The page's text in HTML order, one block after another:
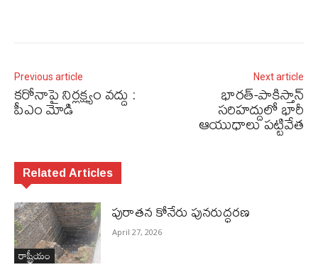
Previous article
కరోనాపై నిర్లక్ష్యం వద్దు :
పీఎం మోడి
Next article
భారత్‌-పాకిస్తాన్‌
సరిహద్దులో భారీ
ఆయుధాలు పట్టివేత
Related Articles
రాష్ట్రీయం
పురాత‌న కోనేరు పున‌రుద్ధ‌ర‌ణ
April 27, 2026